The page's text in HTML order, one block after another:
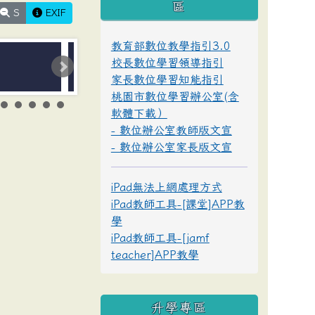
S EXIF
區
教育部數位教學指引3.0
校長數位學習領導指引
家長數位學習知能指引
桃園市數位學習辦公室(含
軟體下載）
- 數位辦公室教師版文宣
- 數位辦公室家長版文宣
iPad無法上網處理方式
iPad教師工具-[課堂]APP教
學
iPad教師工具-[jamf
teacher]APP教學
升學專區